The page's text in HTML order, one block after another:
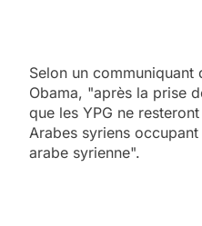
Selon un communiquant
Obama, "après la prise
que les YPG ne
Arabes syriens
arabe syrienne".